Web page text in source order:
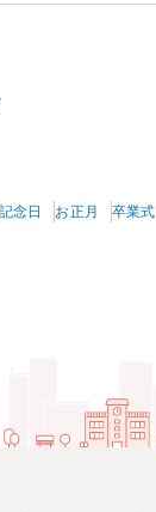
記念日 お正月 卒業式